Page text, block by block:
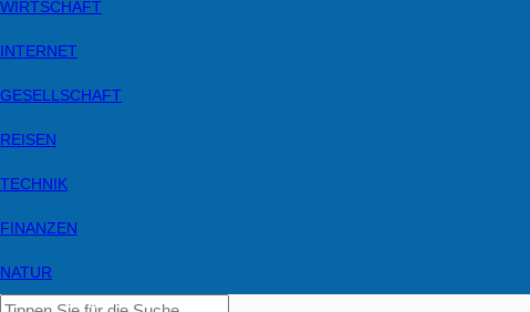
WIRTSCHAFT
INTERNET
GESELLSCHAFT
REISEN
TECHNIK
FINANZEN
NATUR